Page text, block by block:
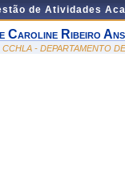
de Atividades
Caroline Ribeiro
CCHLA - DEPARTAMENTO